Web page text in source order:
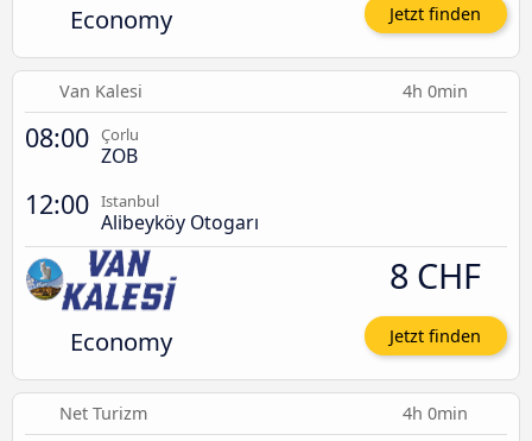
Economy Jetzt finden
Van Kalesi 4h 0min
08:00 Çorlu
ZOB
12:00 Istanbul
Alibeyköy Otogarı
Economy
8 CHF
Jetzt finden
Net Turizm 4h 0min